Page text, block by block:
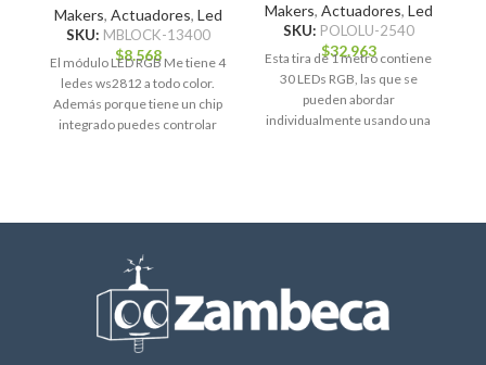
Makers, Actuadores, Led
SKU: MBLOCK-13400
$8.568
El módulo LED RGB Me tiene 4
ledes ws2812 a todo color.
Además porque tiene un chip
integrado puedes controlar
Makers, Actuadores, Led
SKU: POLOLU-2540
$32.963
Esta tira de 1 metro contiene
30 LEDs RGB, las que se
pueden abordar
individualmente usando una